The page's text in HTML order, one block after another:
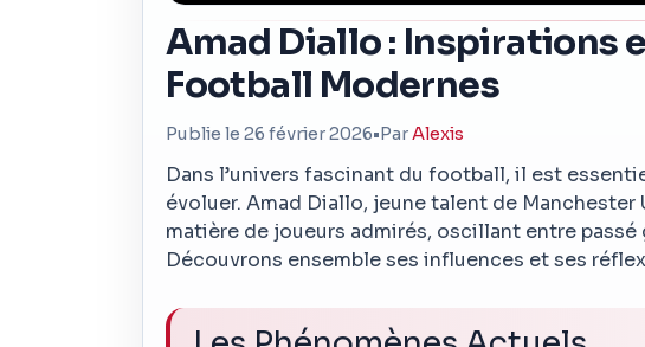
Amad Diallo : Inspirations
Football Modernes
Publie le 26 février 2026•ParAlexis
Dans l’univers fascinant du football, il est
évoluer. Amad Diallo, jeune talent de
matière de joueurs admirés, oscillant entre
Découvrons ensemble ses influences et ses